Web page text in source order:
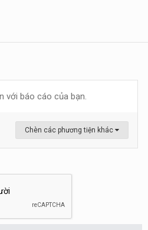
với báo cáo của bạn.
Chèn các phương tiện khác